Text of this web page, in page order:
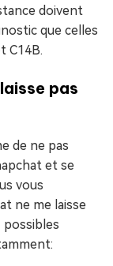
doivent
que celles
C14B.
pas
de ne pas
et se
vous
ne me laisse
possibles